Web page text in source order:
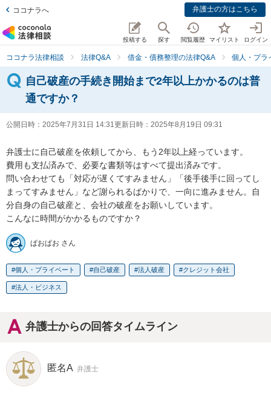
ココナラへ 弁護士の方はこちら
投稿する 探す 閲覧履歴 マイリスト ログイン
ココナラ法律相談 法律Q&A 借金・債務整理の法律Q&A 個人・プラ
自己破産の手続き開始まで2年以上かかるのは普
通ですか？
公開日時： 2025年7月31日 14:31更新日時： 2025年8月19日 09:31
弁護士に自己破産を依頼してから、もう2年以上経っています。
費用も支払済みで、必要な書類等はすべて提出済みです。
問い合わせても「対応が遅くてすみません」「後手後手に回ってし
まってすみません」など謝られるばかりで、一向に進みません。自
分自身の自己破産と、会社の破産をお願いしています。
こんなに時間がかかるものですか？
ぱおぱお さん
個人・プライベート 自己破産 法人破産 クレジット会社
法人・ビジネス
弁護士からの回答タイムライン
匿名A 弁護士